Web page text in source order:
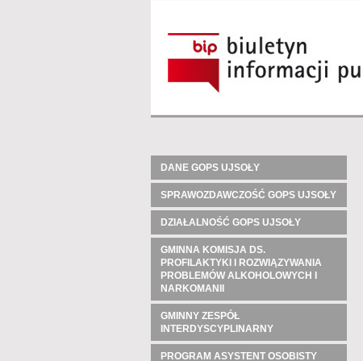
DANE GOPS UJSOŁY
SPRAWOZDAWCZOŚĆ GOPS UJSOŁY
DZIAŁALNOŚĆ GOPS UJSOŁY
GMINNA KOMISJA DS.
PROFILAKTYKI I ROZWIĄZYWANIA
PROBLEMÓW ALKOHOLOWYCH I
NARKOMANII
GMINNY ZESPÓŁ
INTERDYSCYPLINARNY
PROGRAM ASYSTENT OSOBISTY